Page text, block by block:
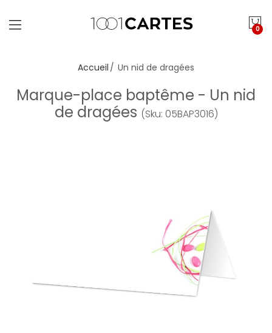
0
Accueil Un nid de dragées
Marque-place baptême - Un nid
de dragées (Sku: 05BAP3016)